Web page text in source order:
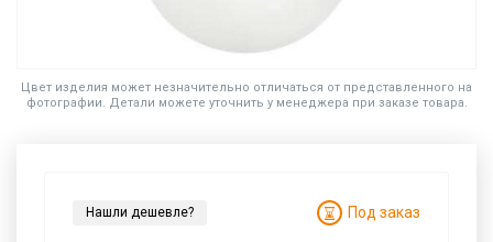
Цвет изделия может незначительно отличаться от представленного на
фотографии. Детали можете уточнить у менеджера при заказе товара.
Нашли дешевле? Под заказ